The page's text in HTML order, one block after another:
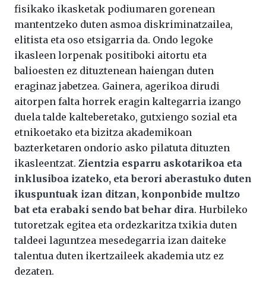
fisikako ikasketak podiumaren gorenean
mantentzeko duten asmoa diskriminatzailea,
elitista eta oso etsigarria da. Ondo legoke
ikasleen lorpenak positiboki aitortu eta
balioesten ez dituztenean haiengan duten
eraginaz jabetzea. Gainera, agerikoa dirudi
aitorpen falta horrek eragin kaltegarria izango
duela talde kalteberetako, gutxiengo sozial eta
etnikoetako eta bizitza akademikoan
bazterketaren ondorio asko pilatuta dituzten
ikasleentzat. Zientzia esparru askotarikoa eta
inklusiboa izateko, eta berori aberastuko duten
ikuspuntuak izan ditzan, konponbide multzo
bat eta erabaki sendo bat behar dira. Hurbileko
tutoretzak egitea eta ordezkaritza txikia duten
taldeei laguntzea mesedegarria izan daiteke
talentua duten ikertzaileek akademia utz ez
dezaten.